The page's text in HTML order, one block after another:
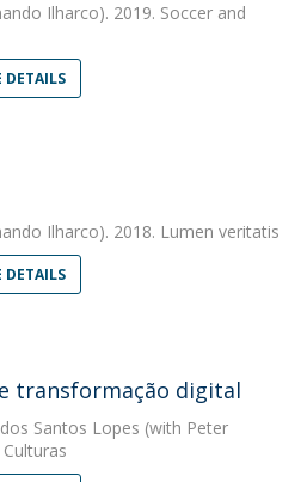
Ilharco). 2019. Soccer and
DETAILS
Ilharco). 2018. Lumen veritatis
DETAILS
transformação digital
Santos Lopes (with Peter